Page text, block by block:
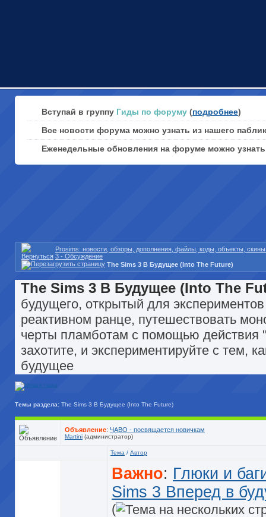
Вступай в группу Гиды по форуму (подробнее)
Все новости форума можно узнать из нашего
Еженедельные обновления на форуме можно
Prosims: новости, обзоры, дополнения, файлы, коды, объекты,
3 - Обсуждение
The Sims 3 В Будущее (Into The Future)
The Sims 3 В Будущее (Into The
будущего, открытый для
реактивном ранце, путешествовать
черты пламботам с помощью действия
захотите, и экспериментируйте с тем,
будущее
Темы раздела: The Sims 3 В Будущее (Into The Future)
Объявление: ЧАВО - посвящается новичкам
Martini (администратор)
Тема / Автор
Важно: Глюки и
Sims 3 Вперед в
(